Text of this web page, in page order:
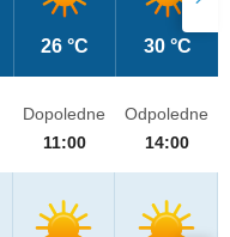
26 °C 30 °C
Dopoledne
11:00
Odpoledne
14:00